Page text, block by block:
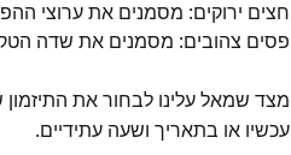
חצים ירוקים: מסמנים את ערוצי
פסים צהובים: מסמנים את שדה
מצד שמאל עלינו לבחור את התיזמון
עכשיו או בתאריך ושעה עתידיים.